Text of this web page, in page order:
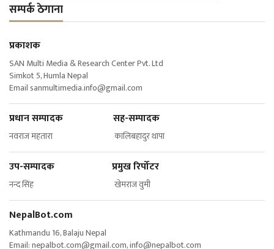
सम्पर्क ठेगाना
प्रकाशक
SAN Multi Media & Research Center Pvt. Ltd
Simkot 5, Humla Nepal
Email sanmultimedia.info@gmail.com
प्रधान सम्पादक सह-सम्पादक
नवराज महतारा कालिबहादुर थापा
उप-सम्पादक प्रमुख रिर्पोटर
नन्द सिंह खेमराज वुमी
NepalBot.com
Kathmandu 16, Balaju Nepal
Email:nepalbot.com@gmail.com,info@nepalbot.com